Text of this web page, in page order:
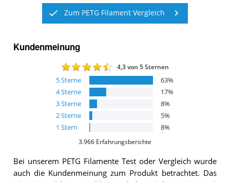
Zum PETG Filament Vergleich
Kundenmeinung
4,3von 5 Sternen
5Sterne 63%
4Sterne 17%
3Sterne 8%
2Sterne 5%
1 Stern 8%
3.966 Erfahrungsberichte
Bei unserem PETG FilamenteTest oder Vergleich wurde
auch die Kundenmeinung zum Produkt betrachtet. Das